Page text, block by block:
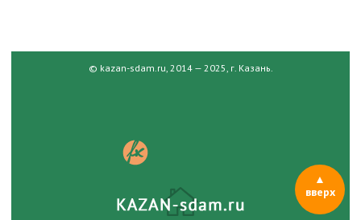
© kazan-sdam.ru, 2014 — 2025, г. Казань.